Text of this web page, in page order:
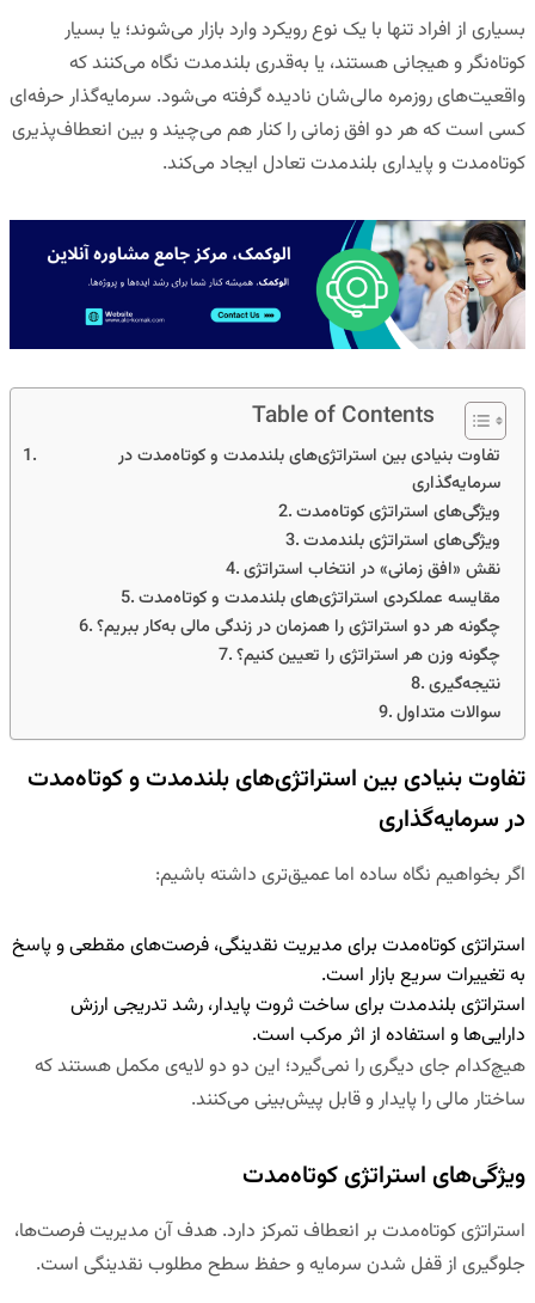
بسیاری از افراد تنها با یک نوع رویکرد وارد بازار می‌شوند؛ یا بسیار
کوتاه‌نگر و هیجانی هستند، یا به‌قدری بلندمدت نگاه می‌کنند که
واقعیت‌های روزمره مالی‌شان نادیده گرفته می‌شود. سرمایه‌گذار حرفه‌ای
کسی است کههر دو افق زمانی را کنار هم می‌چیندو بین انعطاف‌پذیری
کوتاه‌مدتوپایداری بلندمدت تعادل ایجاد می‌کند.
Table of Contents
تفاوت بنیادی بین استراتژی‌های بلندمدت و کوتاه‌مدت در
سرمایه‌گذاری
ویژگی‌های استراتژی کوتاه‌مدت
ویژگی‌های استراتژی بلندمدت
نقش «افق زمانی» در انتخاب استراتژی
مقایسه عملکردی استراتژی‌های بلندمدت و کوتاه‌مدت
چگونه هر دو استراتژی را همزمان در زندگی مالی به‌کار ببریم؟
چگونه وزن هر استراتژی را تعیین کنیم؟
نتیجه‌گیری
سوالات متداول
تفاوت بنیادی بین استراتژی‌های بلندمدت و کوتاه‌مدت
در سرمایه‌گذاری
اگر بخواهیم نگاه ساده اما عمیق‌تری داشته باشیم:
استراتژی کوتاه‌مدت برای مدیریت نقدینگی، فرصت‌های مقطعی و پاسخ
به تغییرات سریع بازار است.
استراتژی بلندمدت برای ساخت ثروت پایدار، رشد تدریجی ارزش
دارایی‌ها و استفاده از اثر مرکب است.
هیچ‌کدام جای دیگری را نمی‌گیرد؛ این دو دو لایه‌ی مکملهستند که
ساختار مالی را پایدار و قابل پیش‌بینی می‌کنند.
ویژگی‌های استراتژی کوتاه‌مدت
استراتژی کوتاه‌مدت بر انعطاف تمرکز دارد. هدف آن مدیریت فرصت‌ها،
جلوگیری از قفل شدن سرمایه و حفظ سطح مطلوب نقدینگی است.